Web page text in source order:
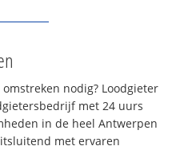
nodig? Loodgieter
met 24 uurs
in de heel Antwerpen
met ervaren